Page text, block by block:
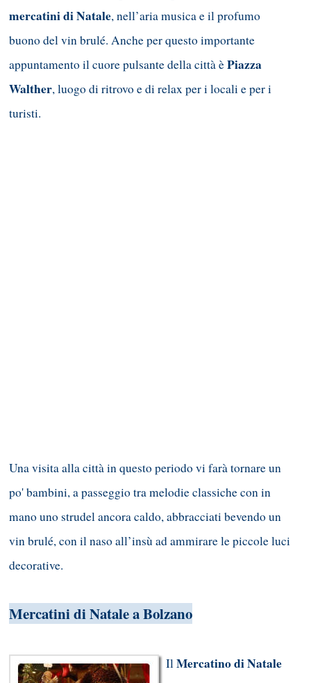
mercatini di Natale, nell’aria musica e il profumo
buono del vin brulé. Anche per questo importante
appuntamento il cuore pulsante della città èPiazza
Walther, luogo di ritrovo e di relax per i locali e per i
turisti.
Una visita alla città in questo periodo vi farà tornare un
po' bambini, a passeggio tra melodie classiche con in
mano uno strudel ancora caldo, abbracciati bevendo un
vin brulé, con il naso all’insù ad ammirare le piccole luci
decorative.
Mercatini di Natale a Bolzano
IlMercatino di Natale